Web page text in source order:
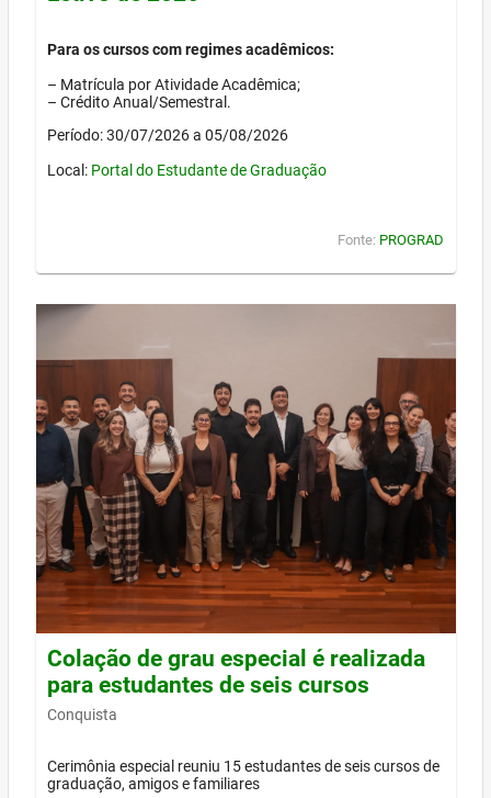
Para os cursos com regimes acadêmicos:
– Matrícula por Atividade Acadêmica;
– Crédito Anual/Semestral.
Período: 30/07/2026 a 05/08/2026
Local: Portal do Estudante de Graduação
Fonte: PROGRAD
Colação de grau especial é realizada
para estudantes de seis cursos
Conquista
Cerimônia especial reuniu 15 estudantes de seis cursos de
graduação, amigos e familiares